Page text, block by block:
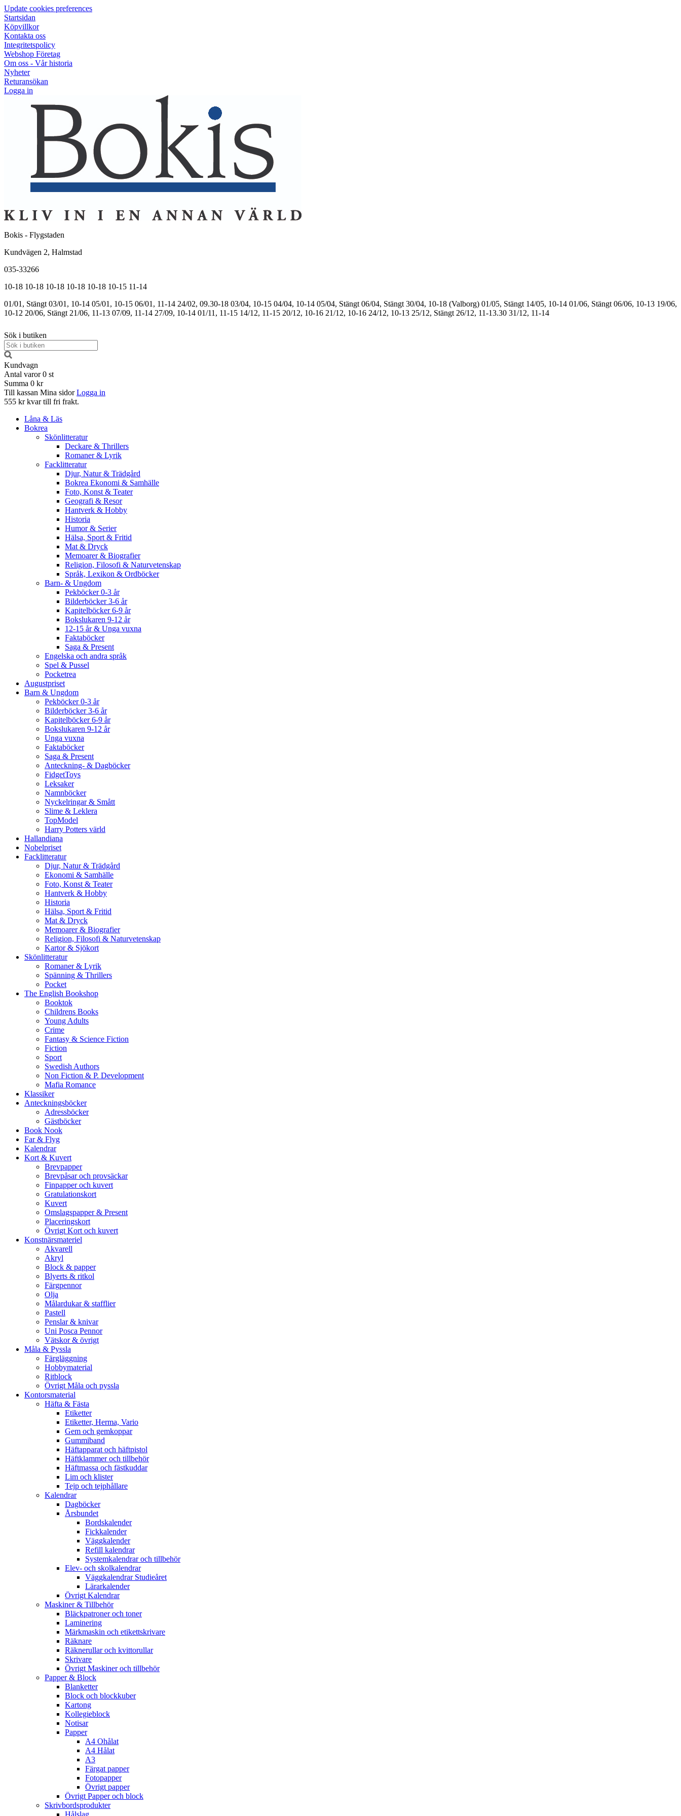
Update cookies preferences
Startsidan
Köpvillkor
Kontakta oss
Integritetspolicy
Webshop Företag
Om oss - Vår historia
Nyheter
Returansökan
Logga in
Bokis - Flygstaden
Kundvägen 2, Halmstad
035-33266
10-18 10-18 10-18 10-18 10-18 10-15 11-14
01/01, Stängt 03/01, 10-14 05/01, 10-15 06/01, 11-14 24/02, 09.30-18 03/04, 10-15 04/04, 10-14 05/04, Stängt 06/04, Stängt 30/04, 10-18 (Valborg) 01/05, Stängt 14/05, 10-14 01/06, Stängt 06/06, 10-13 19/06,
10-12 20/06, Stängt 21/06, 11-13 07/09, 11-14 27/09, 10-14 01/11, 11-15 14/12, 11-15 20/12, 10-16 21/12, 10-16 24/12, 10-13 25/12, Stängt 26/12, 11-13.30 31/12, 11-14
Sök i butiken
Kundvagn
Antal varor 0 st
Summa 0 kr
Till kassan Mina sidor Logga in
555 kr kvar till fri frakt.
Låna & Läs
Bokrea
Skönlitteratur
Deckare & Thrillers
Romaner & Lyrik
Facklitteratur
Djur, Natur & Trädgård
Bokrea Ekonomi & Samhälle
Foto, Konst & Teater
Geografi & Resor
Hantverk & Hobby
Historia
Humor & Serier
Hälsa, Sport & Fritid
Mat & Dryck
Memoarer & Biografier
Religion, Filosofi & Naturvetenskap
Språk, Lexikon & Ordböcker
Barn- & Ungdom
Pekböcker 0-3 år
Bilderböcker 3-6 år
Kapitelböcker 6-9 år
Bokslukaren 9-12 år
12-15 år & Unga vuxna
Faktaböcker
Saga & Present
Engelska och andra språk
Spel & Pussel
Pocketrea
Augustpriset
Barn & Ungdom
Pekböcker 0-3 år
Bilderböcker 3-6 år
Kapitelböcker 6-9 år
Bokslukaren 9-12 år
Unga vuxna
Faktaböcker
Saga & Present
Anteckning- & Dagböcker
FidgetToys
Leksaker
Namnböcker
Nyckelringar & Smått
Slime & Leklera
TopModel
Harry Potters värld
Hallandiana
Nobelpriset
Facklitteratur
Djur, Natur & Trädgård
Ekonomi & Samhälle
Foto, Konst & Teater
Hantverk & Hobby
Historia
Hälsa, Sport & Fritid
Mat & Dryck
Memoarer & Biografier
Religion, Filosofi & Naturvetenskap
Kartor & Sjökort
Skönlitteratur
Romaner & Lyrik
Spänning & Thrillers
Pocket
The English Bookshop
Booktok
Childrens Books
Young Adults
Crime
Fantasy & Science Fiction
Fiction
Sport
Swedish Authors
Non Fiction & P. Development
Mafia Romance
Klassiker
Anteckningsböcker
Adressböcker
Gästböcker
Book Nook
Far & Flyg
Kalendrar
Kort & Kuvert
Brevpapper
Brevpåsar och provsäckar
Finpapper och kuvert
Gratulationskort
Kuvert
Omslagspapper & Present
Placeringskort
Övrigt Kort och kuvert
Konstnärsmateriel
Akvarell
Akryl
Block & papper
Blyerts & ritkol
Färgpennor
Olja
Målardukar & stafflier
Pastell
Penslar & knivar
Uni Posca Pennor
Vätskor & övrigt
Måla & Pyssla
Färgläggning
Hobbymaterial
Ritblock
Övrigt Måla och pyssla
Kontorsmaterial
Häfta & Fästa
Etiketter
Etiketter, Herma, Vario
Gem och gemkoppar
Gummiband
Häftapparat och häftpistol
Häftklammer och tillbehör
Häftmassa och fästkuddar
Lim och klister
Tejp och tejphållare
Kalendrar
Dagböcker
Årsbundet
Bordskalender
Fickkalender
Väggkalender
Refill kalendrar
Systemkalendrar och tillbehör
Elev- och skolkalendrar
Väggkalendrar Studieåret
Lärarkalender
Övrigt Kalendrar
Maskiner & Tillbehör
Bläckpatroner och toner
Laminering
Märkmaskin och etikettskrivare
Räknare
Räknerullar och kvittorullar
Skrivare
Övrigt Maskiner och tillbehör
Papper & Block
Blanketter
Block och blockkuber
Kartong
Kollegieblock
Notisar
Papper
A4 Ohålat
A4 Hålat
A3
Färgat papper
Fotopapper
Övrigt papper
Övrigt Papper och block
Skrivbordsprodukter
Hålslag